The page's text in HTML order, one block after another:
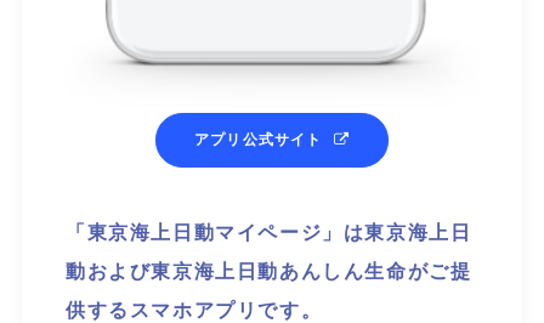
アプリ公式サイト
「東京海上日動マイページ」は東京海上日
動および東京海上日動あんしん生命がご提
供するスマホアプリです。